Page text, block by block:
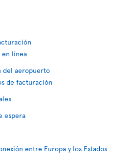
en línea
del aeropuerto
de facturación
espera
entre Europa y los Estados